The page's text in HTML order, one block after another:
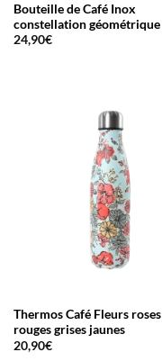
Bouteille de Café Inox
constellation géométrique
24,90€
Thermos Café Fleurs roses
rouges grises jaunes
20,90€